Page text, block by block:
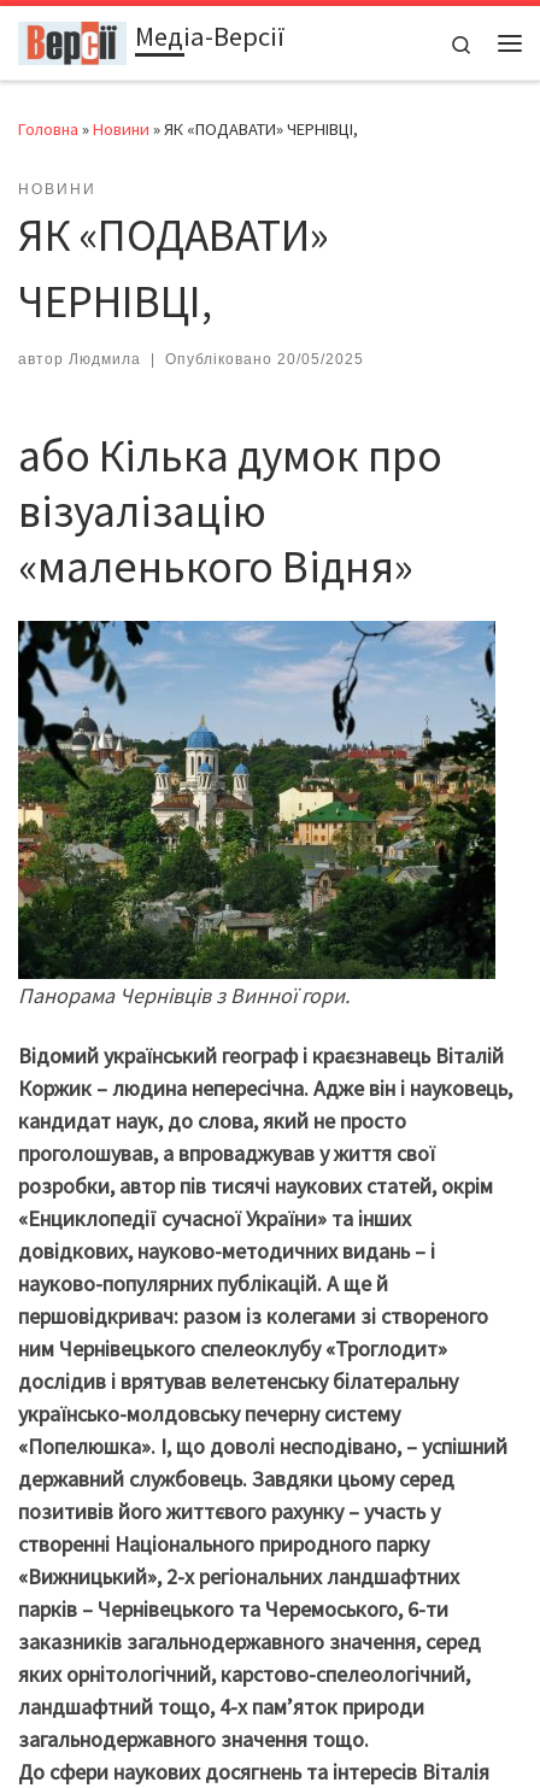
Перейти до вмістуМедіа-Версії
Search
Головна »Новини »ЯК «ПОДАВАТИ» ЧЕРНІВЦІ,
НОВИНИ
ЯК «ПОДАВАТИ»
ЧЕРНІВЦІ,
автор Людмила | Опубліковано 20/05/2025
або Кілька думок про
візуалізацію
«маленького Відня»
Панорама Чернівців з Винної гори.
Відомий український географ і краєзнавець Віталій
Коржик – людина непересічна. Адже він і науковець,
кандидат наук, до слова, який не просто
проголошував, а впроваджував у життя свої
розробки, автор пів тисячі наукових статей, окрім
«Енциклопедії сучасної України» та інших
довідкових, науково-методичних видань – і
науково-популярних публікацій. А ще й
першовідкривач: разом із колегами зі створеного
ним Чернівецького спелеоклубу «Троглодит»
дослідив і врятував велетенську білатеральну
українсько-молдовську печерну систему
«Попелюшка». І, що доволі несподівано, – успішний
державний службовець. Завдяки цьому серед
позитивів його життєвого рахунку – участь у
створенні Національного природного парку
«Вижницький», 2-х регіональних ландшафтних
парків – Чернівецького та Черемоського, 6-ти
заказників загальнодержавного значення, серед
яких орнітологічний, карстово-спелеологічний,
ландшафтний тощо, 4-х пам’яток природи
загальнодержавного значення тощо.
До сфери наукових досягнень та інтересів Віталія